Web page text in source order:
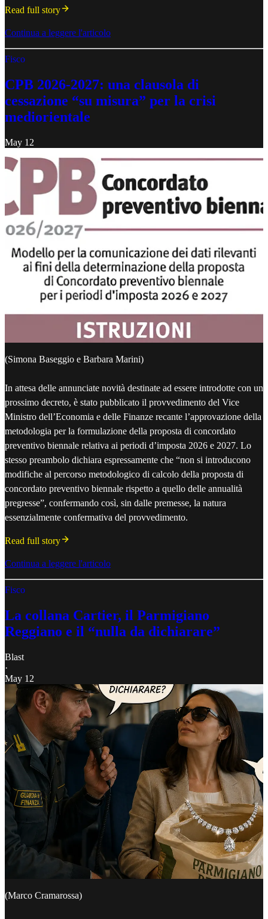
Read full story
Continua a leggere l'articolo
Fisco
CPB 2026-2027: una clausola di
cessazione “su misura” per la crisi
mediorientale
May 12
(Simona Baseggio e Barbara Marini)
In attesa delle annunciate novità destinate ad essere introdotte con un
prossimo decreto, è stato pubblicato il provvedimento del Vice
Ministro dell’Economia e delle Finanze recante l’approvazione della
metodologia per la formulazione della proposta di concordato
preventivo biennale relativa ai periodi d’imposta 2026 e 2027. Lo
stesso preambolo dichiara espressamente che “non si introducono
modifiche al percorso metodologico di calcolo della proposta di
concordato preventivo biennale rispetto a quello delle annualità
pregresse”, confermando così, sin dalle premesse, la natura
essenzialmente confermativa del provvedimento.
Read full story
Continua a leggere l'articolo
Fisco
La collana Cartier, il Parmigiano
Reggiano e il “nulla da dichiarare”
Blast
·
May 12
(Marco Cramarossa)